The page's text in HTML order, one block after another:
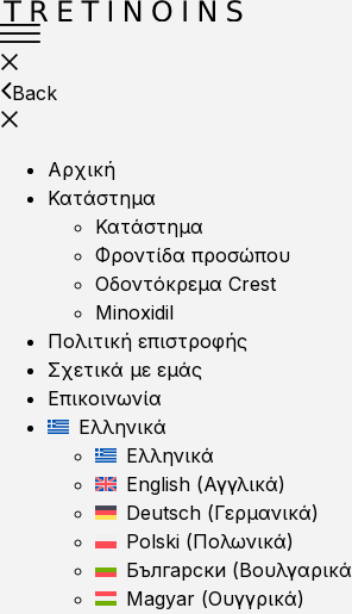
Back
Αρχική
Κατάστημα
Κατάστημα
Φροντίδα προσώπου
Οδοντόκρεμα Crest
Minoxidil
Πολιτική επιστροφής
Σχετικά με εμάς
Επικοινωνία
Ελληνικά
Ελληνικά
English (Αγγλικά)
Deutsch (Γερμανικά)
Polski (Πολωνικά)
Български (Βουλγαρικά
Magyar (Ουγγρικά)